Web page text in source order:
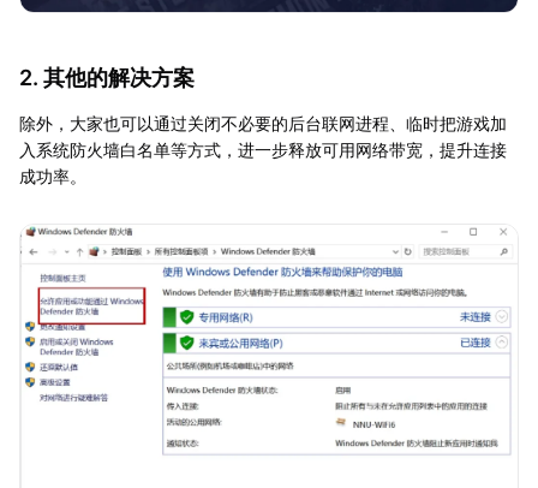
2. 其他的解决方案
除外，大家也可以通过关闭不必要的后台联网进程、临时把游戏加
入系统防火墙白名单等方式，进一步释放可用网络带宽，提升连接
成功率。